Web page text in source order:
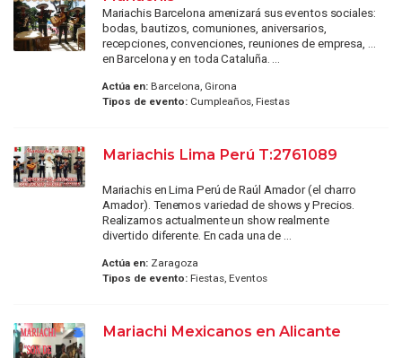
Mariachis Barcelona amenizará sus eventos sociales:
bodas, bautizos, comuniones, aniversarios,
recepciones, convenciones, reuniones de empresa, ...
en Barcelona y en toda Cataluña. ...
Actúa en:Barcelona, Girona
Tipos de evento:Cumpleaños, Fiestas
Mariachis Lima Perú T:2761089
Mariachis en Lima Perú de Raúl Amador (el charro
Amador). Tenemos variedad de shows y Precios.
Realizamos actualmente un show realmente
divertido diferente. En cada una de ...
Actúa en:Zaragoza
Tipos de evento:Fiestas, Eventos
Mariachi Mexicanos en Alicante